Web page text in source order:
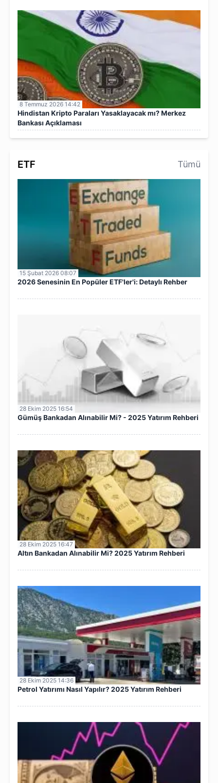
8 Temmuz 2026 14:42
Hindistan Kripto Paraları Yasaklayacak mı? Merkez
Bankası Açıklaması
ETF Tümü
15 Şubat 2026 08:07
2026 Senesinin En Popüler ETF'ler'i: Detaylı Rehber
28 Ekim 2025 16:54
Gümüş Bankadan Alınabilir Mi? - 2025 Yatırım Rehberi
28 Ekim 2025 16:47
Altın Bankadan Alınabilir Mi? 2025 Yatırım Rehberi
28 Ekim 2025 14:36
Petrol Yatırımı Nasıl Yapılır? 2025 Yatırım Rehberi